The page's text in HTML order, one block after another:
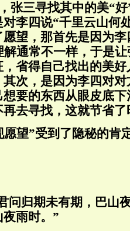
张三寻找其中的美“
李四说“千里云山何
望，那首先是因为
通常不一样，于是
省得自己找出的美
次，是因为李四对
要的东西从眼皮底
去寻找，这就节省了
愿望”受到了隐秘的肯
问归期未有期，巴山
雨时。”